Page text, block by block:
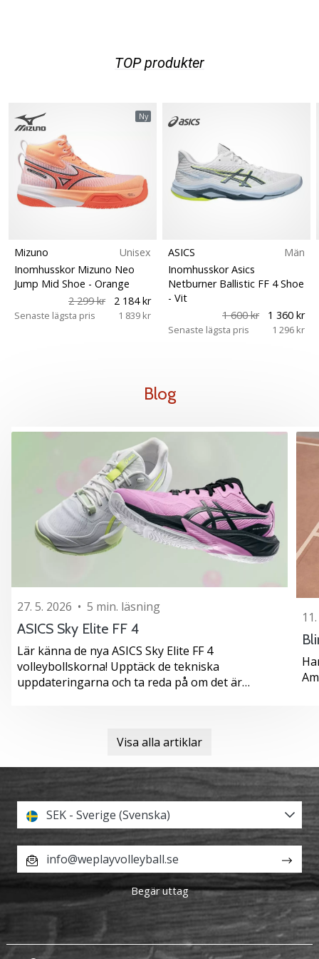
TOP produkter
Ny
Mizuno
Unisex
Inomhusskor Mizuno Neo
Jump Mid Shoe - Orange
2 299 kr
2 184 kr
Senaste lägsta pris 1 839 kr
ASICS
Män
Inomhusskor Asics
Netburner Ballistic FF 4 Shoe
- Vit
1 600 kr
1 360 kr
Senaste lägsta pris 1 296 kr
Blog
27. 5. 2026 • 5 min. läsning
ASICS Sky Elite FF 4
Lär känna de nya ASICS Sky Elite FF 4
volleybollskorna! Upptäck de tekniska
uppdateringarna och ta reda på om det är…
Visa alla artiklar
SEK - Sverige (Svenska)
info@weplayvolleyball.se
Begär uttag